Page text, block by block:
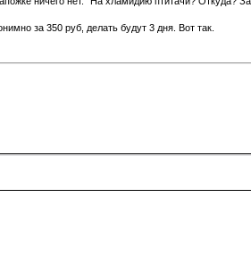
за 350 руб, делать будут 3 дня. Вот так.